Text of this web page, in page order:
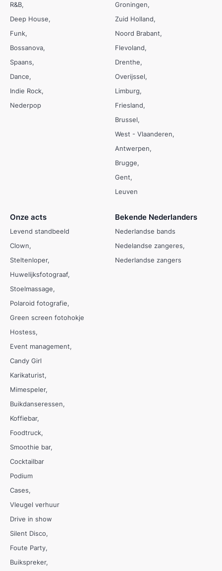
R&B
Deep House
Funk
Bossanova
Spaans
Dance
Indie Rock
Nederpop
Groningen
Zuid Holland
Noord Brabant
Flevoland
Drenthe
Overijssel
Limburg
Friesland
Brussel
West - Vlaanderen
Antwerpen
Brugge
Gent
Leuven
Onze acts
Levend standbeeld
Clown
Steltenloper
Huwelijksfotograaf
Stoelmassage
Polaroid fotografie
Green screen fotohokje
Hostess
Event management
Candy Girl
Karikaturist
Mimespeler
Buikdanseressen
Koffiebar
Foodtruck
Smoothie bar
Cocktailbar
Podium
Cases
Vleugel verhuur
Drive in show
Silent Disco
Foute Party
Buikspreker
Bekende Nederlanders
Nederlandse bands
Nedelandse zangeres
Nederlandse zangers